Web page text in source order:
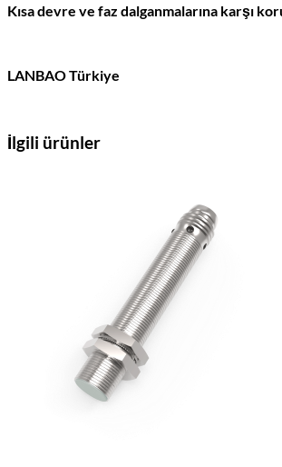
Kısa devre ve faz dalganmalarına karşı
LANBAO Türkiye
İlgili ürünler